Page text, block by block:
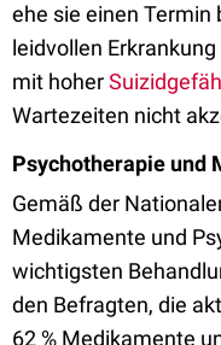
ehe sie einen Termin
leidvollen
mit hoher
Wartezeiten nicht
Psychotherapie und
Gemäß der
Medikamente und
wichtigsten
den Befragten, die
62 % Medikamente